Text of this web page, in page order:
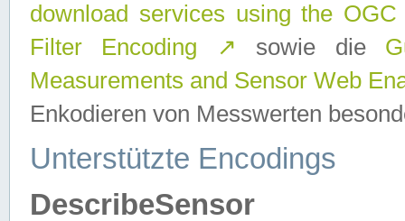
download services using the
Filter Encoding
↗ sowie die
Measurements and Sensor Web
Enkodieren von Messwerten
Unterstützte Encodings
DescribeSensor